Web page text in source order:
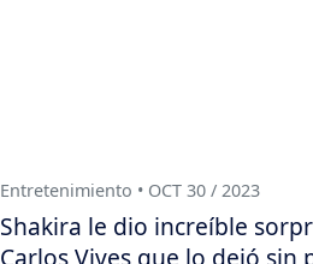
Entretenimiento • OCT 30 / 2023
Shakira le dio increíble
Carlos Vives que lo dejó sin